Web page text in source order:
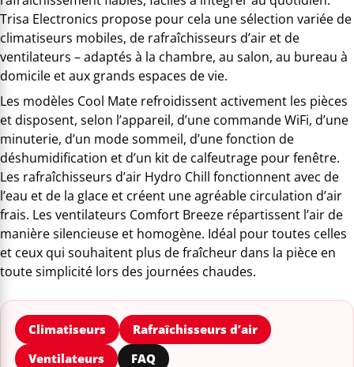
Trisa Electronics propose pour cela une sélection variée de
climatiseurs mobiles, de rafraîchisseurs d’air et de
ventilateurs – adaptés à la chambre, au salon, au bureau à
domicile et aux grands espaces de vie.
Les modèles Cool Mate refroidissent activement les pièces
et disposent, selon l’appareil, d’une commande WiFi, d’une
minuterie, d’un mode sommeil, d’une fonction de
déshumidification et d’un kit de calfeutrage pour fenêtre.
Les rafraîchisseurs d’air Hydro Chill fonctionnent avec de
l’eau et de la glace et créent une agréable circulation d’air
frais. Les ventilateurs Comfort Breeze répartissent l’air de
manière silencieuse et homogène. Idéal pour toutes celles
et ceux qui souhaitent plus de fraîcheur dans la pièce en
toute simplicité lors des journées chaudes.
Climatiseurs
Rafraîchisseurs d’air
Ventilateurs
FAQ